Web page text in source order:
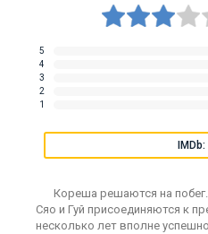
5
4
3
2
1
Кореша решаются на побег.
Сяо и Гуй присоединяются к
несколько лет вполне